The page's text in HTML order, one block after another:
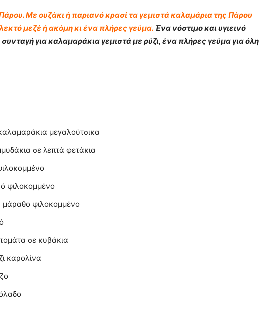
Με ουζάκι ή παριανό κρασί τα γεμιστά καλαμάρια της Πάρου
μεζέ ή ακόμη κι ένα πλήρες γεύμα. Ένα νόστιμο και υγιεινό
για καλαμαράκια γεμιστά με ρύζι, ένα πλήρες γεύμα για όλη
μεγαλούτσικα
σε λεπτά φετάκια
ψιλοκομμένο
μάραθο ψιλοκομμένο
σε κυβάκια
καρολίνα